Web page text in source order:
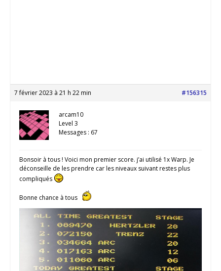
7 février 2023 à 21 h 22 min #156315
arcam10
Level 3
Messages : 67
Bonsoir à tous ! Voici mon premier score. j’ai utilisé 1x Warp. Je
déconseille de les prendre car les niveaux suivant restes plus
compliqués
Bonne chance à tous